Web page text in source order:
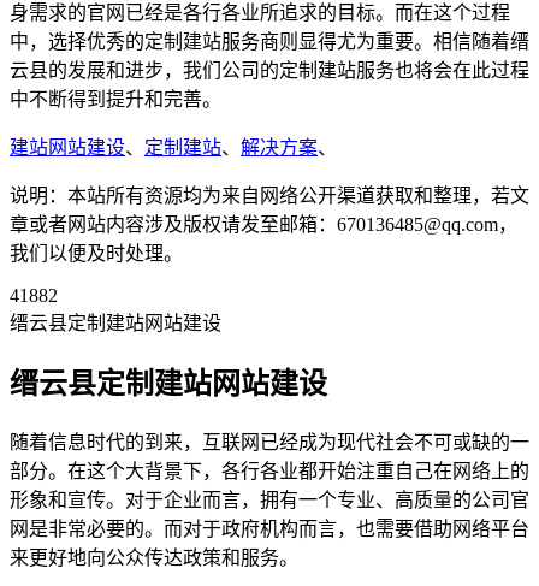
身需求的官网已经是各行各业所追求的目标。而在这个过程
中，选择优秀的定制建站服务商则显得尤为重要。相信随着缙
云县的发展和进步，我们公司的定制建站服务也将会在此过程
中不断得到提升和完善。
建站网站建设、 定制建站、 解决方案、
说明：本站所有资源均为来自网络公开渠道获取和整理，若文
章或者网站内容涉及版权请发至邮箱：670136485@qq.com，
我们以便及时处理。
41882
缙云县定制建站网站建设
缙云县定制建站网站建设
随着信息时代的到来，互联网已经成为现代社会不可或缺的一
部分。在这个大背景下，各行各业都开始注重自己在网络上的
形象和宣传。对于企业而言，拥有一个专业、高质量的公司官
网是非常必要的。而对于政府机构而言，也需要借助网络平台
来更好地向公众传达政策和服务。